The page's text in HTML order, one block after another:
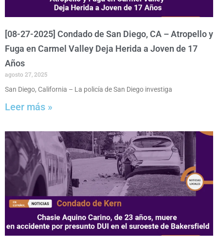
[08-27-2025] Condado de San Diego, CA – Atropello y
Fuga en Carmel Valley Deja Herida a Joven de 17
Años
agosto 27, 2025
San Diego, California – La policía de San Diego investiga
Leer más »